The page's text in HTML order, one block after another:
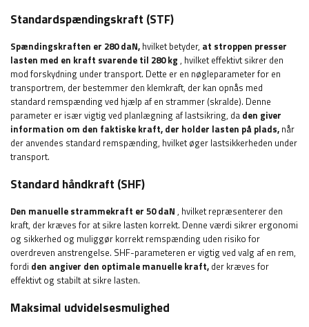
Standardspændingskraft (STF)
Spændingskraften er 280 daN, hvilket betyder, at stroppen presser
lasten med en kraft svarende til 280 kg , hvilket effektivt sikrer den
mod forskydning under transport. Dette er en nøgleparameter for en
transportrem, der bestemmer den klemkraft, der kan opnås med
standard remspænding ved hjælp af en strammer (skralde). Denne
parameter er især vigtig ved planlægning af lastsikring, da den giver
information om den faktiske kraft, der holder lasten på plads, når
der anvendes standard remspænding, hvilket øger lastsikkerheden under
transport.
Standard håndkraft (SHF)
Den manuelle strammekraft er 50 daN , hvilket repræsenterer den
kraft, der kræves for at sikre lasten korrekt. Denne værdi sikrer ergonomi
og sikkerhed og muliggør korrekt remspænding uden risiko for
overdreven anstrengelse. SHF-parameteren er vigtig ved valg af en rem,
fordi den angiver den optimale manuelle kraft, der kræves for
effektivt og stabilt at sikre lasten.
Maksimal udvidelsesmulighed